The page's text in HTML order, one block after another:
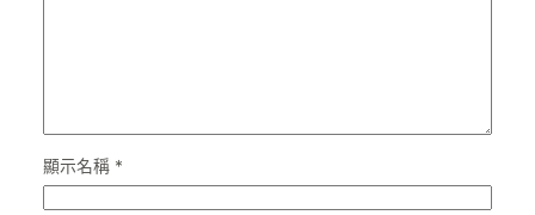
顯示名稱 *